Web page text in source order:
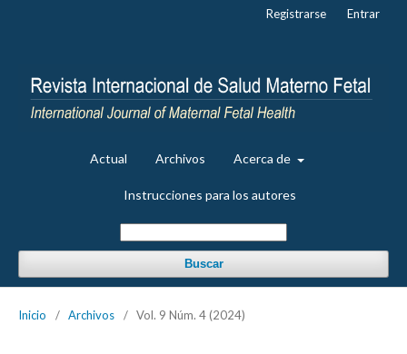
Actual Archivos Acerca de
Instrucciones para los autores
Buscar
Registrarse Entrar
Inicio / Archivos / Vol. 9 Núm. 4 (2024)